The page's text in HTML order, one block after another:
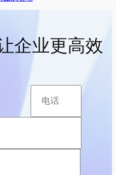
企业更高效